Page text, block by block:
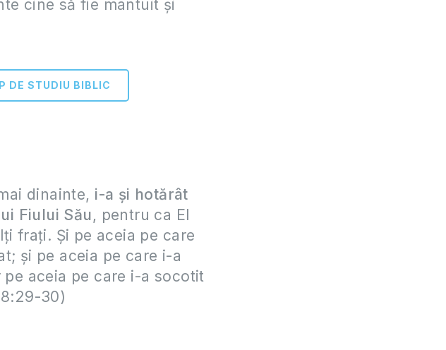
cine să fie mântuit şi
DE STUDIU BIBLIC
dinainte, i-a şi hotărât
Fiului Său, pentru ca El
fraţi. Şi pe aceia pe care
şi pe aceia pe care i-a
aceia pe care i-a socotit
30)